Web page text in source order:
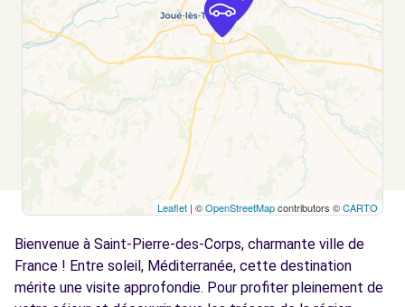
Free2move Rent - ABCIS TOURAINE BY
AUTOSPHERE - CHAMBRAY-LÈS-TOURS (O)
6.9
km
236 Avenue du Grand Sud
CHAMBRAY-LÈS-TOURS, FR-37, 37170
Voir l'agence
Free2move Rent - ABCIS TOURAINE BY
AUTOSPHERE - CHAMBRAY-LÈS-TOURS (P)
CHAMBRAY LES TOURS, FR-37, 37170
Voir l'agence
Leaflet | ©OpenStreetMapcontributors ©CARTO
Bienvenue à Saint-Pierre-des-Corps, charmante ville de
France ! Entre soleil, Méditerranée, cette destination
mérite une visite approfondie. Pour profiter pleinement de